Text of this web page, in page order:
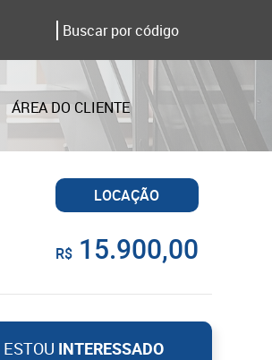
ÁREA DO CLIENTE
LOCAÇÃO
R$15.900,00
ESTOU INTERESSADO